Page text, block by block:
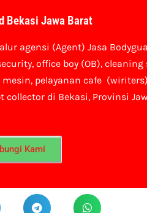
Bekasi Jawa Barat
agensi (Agent) Jasa
office boy (OB), cleaning
pelayanan cafe
di Bekasi, Provinsi
Kami